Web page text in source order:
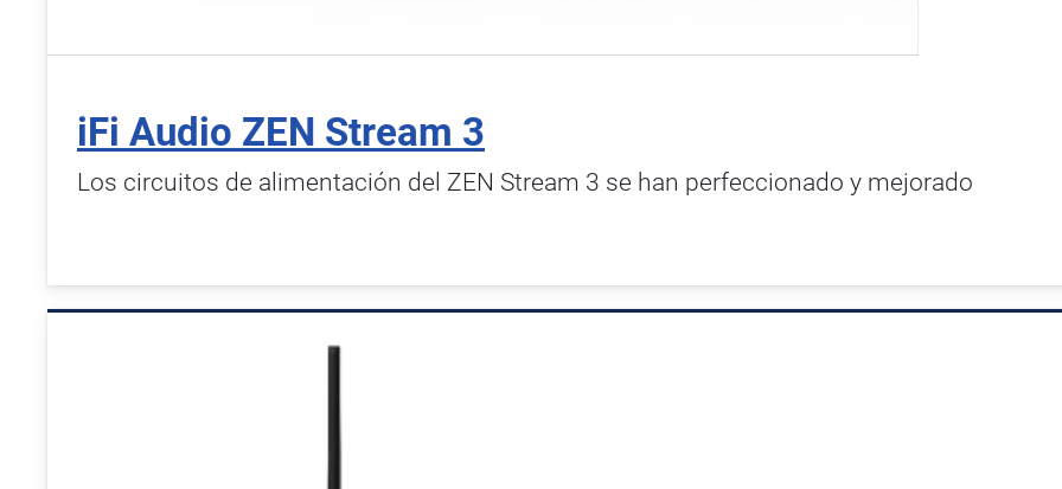
iFi Audio ZEN Stream 3
Los circuitos de alimentación del ZEN Stream 3 se han perfeccionado y mejorado